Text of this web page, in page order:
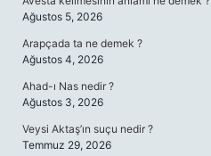
Ağustos 5, 2026
Arapçada ta ne demek ?
Ağustos 4, 2026
Ahad-ı Nas nedir ?
Ağustos 3, 2026
Veysi Aktaş’ın suçu nedir ?
Temmuz 29, 2026